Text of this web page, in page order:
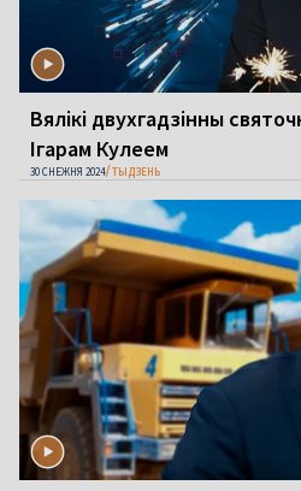
Вялікі двухгадзінны
Ігарам Кулеем
30 СНЕЖНЯ 2024 ТЫДЗЕНЬ